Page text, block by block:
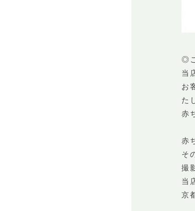
◎
当
お
た
赤
赤
そ
撮
当
京